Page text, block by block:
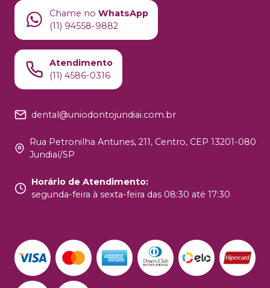
Chame no WhatsApp
(11) 94558-9882
Atendimento
(11) 4586-0316
dental@uniodontojundiai.com.br
Rua Petronilha Antunes, 211, Centro, CEP 13201-080
Jundiaí/SP
Horário de Atendimento:
segunda-feira à sexta-feira das 08:30 até 17:30